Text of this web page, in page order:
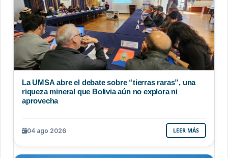
La UMSA abre el debate sobre “tierras raras”, una
riqueza mineral que Bolivia aún no explora ni
aprovecha
04 ago 2026 LEER MÁS